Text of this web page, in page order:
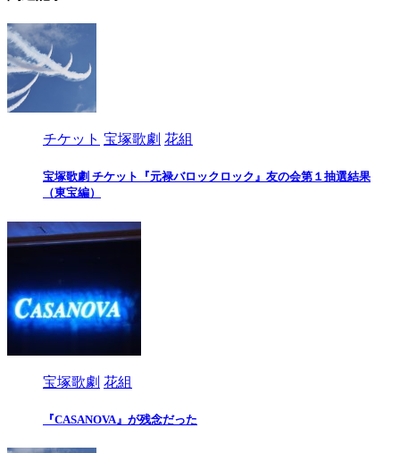
チケット 宝塚歌劇 花組
宝塚歌劇 チケット『元禄バロックロック』友の会第１抽選結果
（東宝編）
宝塚歌劇 花組
『CASANOVA』が残念だった